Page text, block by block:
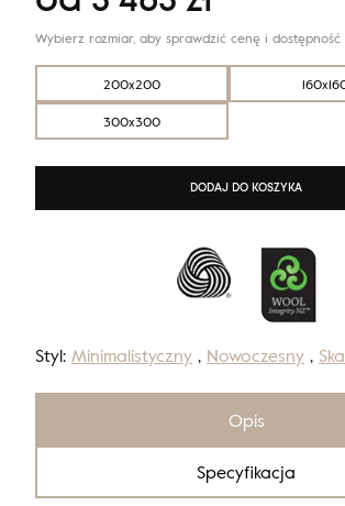
Styl: Minimalistyczny , Nowoczesny ,
200x200
300x300
Wybierz rozmiar, aby sprawdzić cenę i dostępność
DODAJ DO KOSZYKA
Opis
Specyfikacja